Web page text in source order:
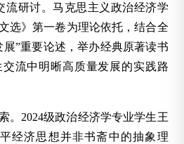
流研讨。马克思主义政治经济学
选》第一卷为理论依托，结合全
”重要论述，举办经典原著读书
流中明晰高质量发展的实践路
。2024级政治经济学专业学生王
经济思想并非书斋中的抽象理